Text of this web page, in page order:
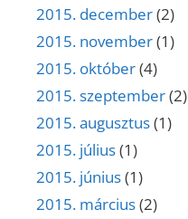
2015. december(2)
2015. november(1)
2015. október(4)
2015. szeptember(2)
2015. augusztus(1)
2015. július(1)
2015. június(1)
2015. március(2)